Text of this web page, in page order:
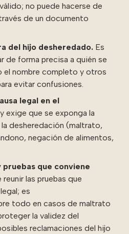
no puede hacerse de
de un documento
del hijo desheredado. Es
de forma precisa a quién se
el nombre completo y otros
evitar confusiones.
legal en el
exige que se exponga la
desheredación (maltrato,
negación de alimentos,
pruebas que conviene
reunir las pruebas que
es
todo en casos de maltrato
la validez del
reclamaciones del hijo